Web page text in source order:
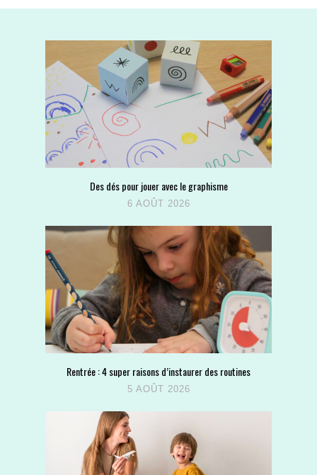
Des dés pour jouer avec le graphisme
6 AOÛT 2026
Rentrée : 4 super raisons d’instaurer des routines
5 AOÛT 2026